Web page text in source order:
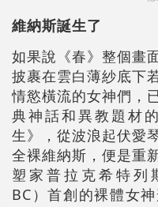
維納斯誕生了
如果說《春》整個畫
披裹在雲白薄紗底下
情慾橫流的女神們，
典神話和異教題材
生》，從波浪起伏愛
全裸維納斯，便是重
塑家普拉克希特列
BC）首創的裸體女